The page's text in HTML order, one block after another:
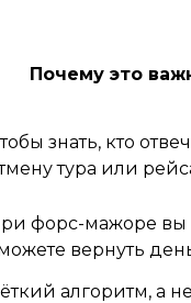
Почему это
знать, кто
тура или
форс-мажоре вы
вернуть
алгоритм, а